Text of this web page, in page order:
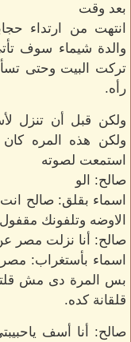
بعد وقت
انتهت من ارتداء
والدة شيماء سوف
تركت البيت وحتى
رأه.
ولكن قبل أن تنزل
ولكن هذه المره
استمعت لصوته
صالح: الو
اسماء بقلق: صالح
الاوضه وتلفونك
صالح: أنا نزلت مصر
اسماء بأستغراب:
بس المرة دى مش
قلقانة كده.
صالح: أنا أسف